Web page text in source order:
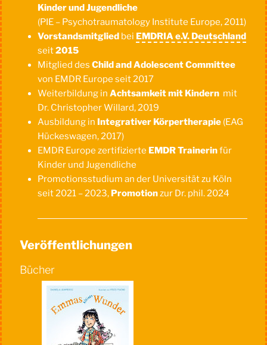
Kinder und Jugendliche
(PIE – Psychotraumatology Institute Europe, 2011)
Vorstandsmitglied bei EMDRIA e.V. Deutschland
seit2015
Mitglied des Child and Adolescent Committee
von EMDR Europe seit 2017
Weiterbildung in Achtsamkeit mit Kindern mit
Dr. Christopher Willard, 2019
Ausbildung in Integrativer Körpertherapie (EAG
Hückeswagen, 2017)
EMDR Europe zertifizierte EMDR Trainerinfür
Kinder und Jugendliche
Promotionsstudium an der Universität zu Köln
seit 2021 – 2023, Promotionzur Dr. phil. 2024
Veröffentlichungen
Bücher